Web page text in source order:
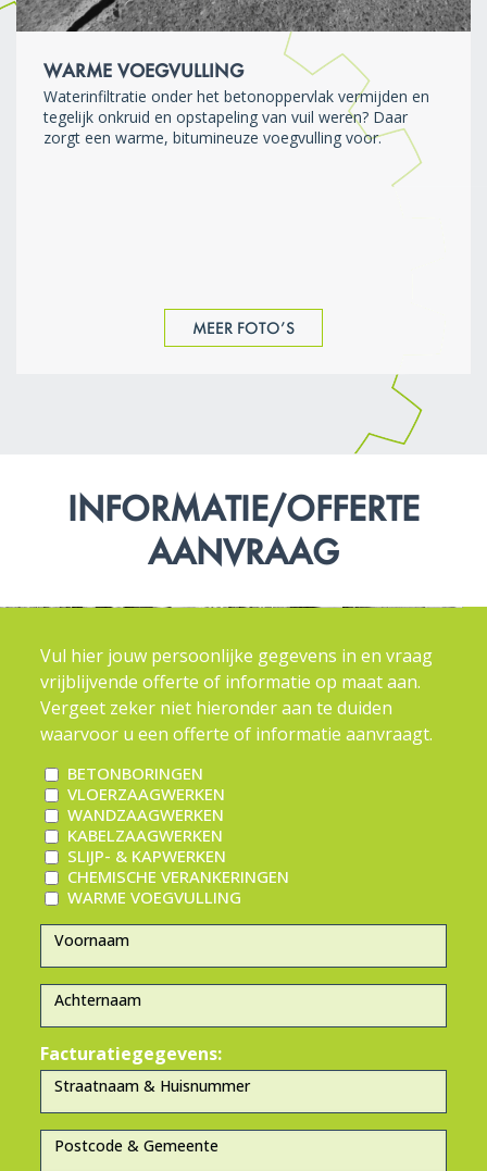
WARME VOEGVULLING
Waterinfiltratie onder het betonoppervlak vermijden en
tegelijk onkruid en opstapeling van vuil weren? Daar
zorgt een warme, bitumineuze voegvulling voor.
INFORMATIE/OFFERTE
AANVRAAG
Vul hier jouw persoonlijke gegevens in en vraag
vrijblijvende offerte of informatie op maat aan.
Vergeet zeker niet hieronder aan te duiden
waarvoor u een offerte of informatie aanvraagt.
BETONBORINGEN
VLOERZAAGWERKEN
WANDZAAGWERKEN
KABELZAAGWERKEN
SLIJP- & KAPWERKEN
CHEMISCHE VERANKERINGEN
WARME VOEGVULLING
Facturatiegegevens: